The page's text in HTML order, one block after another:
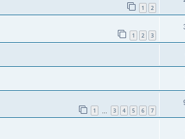
1 2
1 2 3
1 3 4 5 6 7